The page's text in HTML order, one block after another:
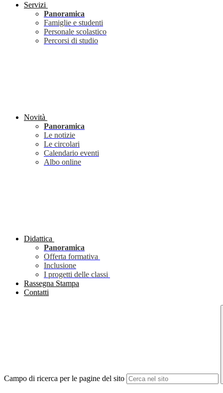
Servizi
Panoramica
Famiglie e studenti
Personale scolastico
Percorsi di studio
Novità
Panoramica
Le notizie
Le circolari
Calendario eventi
Albo online
Didattica
Panoramica
Offerta formativa
Inclusione
I progetti delle classi
Rassegna Stampa
Contatti
Campo di ricerca per le pagine del sito